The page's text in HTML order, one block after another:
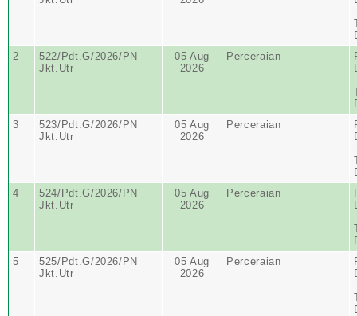
2
522/Pdt.G/2026/PN
Jkt.Utr
05 Aug
2026
Perceraian
3
523/Pdt.G/2026/PN
Jkt.Utr
05 Aug
2026
Perceraian
4
524/Pdt.G/2026/PN
Jkt.Utr
05 Aug
2026
Perceraian
5
525/Pdt.G/2026/PN
Jkt.Utr
05 Aug
2026
Perceraian